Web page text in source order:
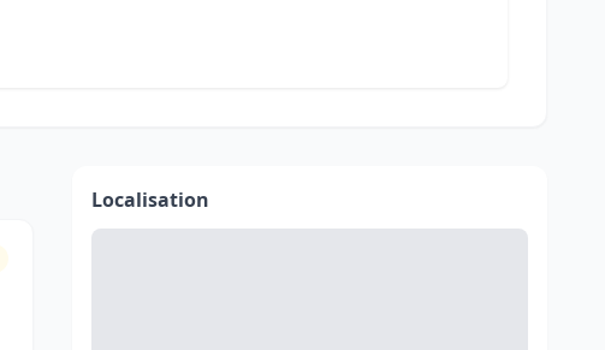
Localisation